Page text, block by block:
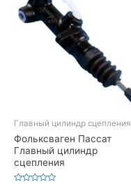
Главный цилиндр сцепления
Фольксваген Пассат
Главный цилиндр
сцепления